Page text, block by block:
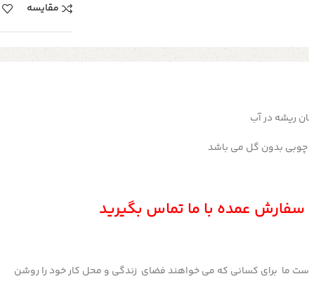
مقایسه
ریشه در آب
بدون گل می باشد
سفارش عمده با ما تماس بگیرید
ما برای کسانی که می خواهند فضای زندگی و محل کار خود را روشن